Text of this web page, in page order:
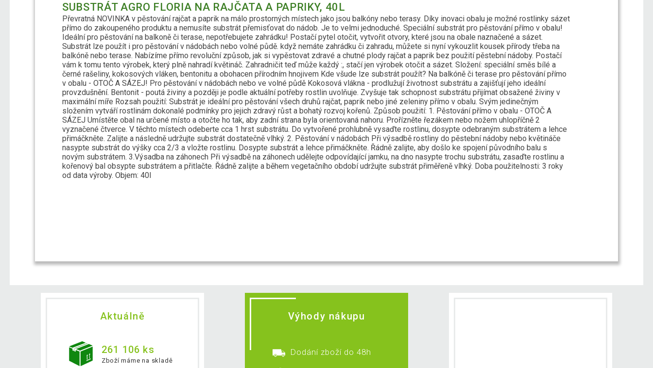
SUBSTRÁT AGRO FLORIA NA RAJČATA A PAPRIKY, 40L
Převratná NOVINKA v pěstování rajčat a paprik na málo prostorných místech jako jsou balkóny nebo terasy. Díky inovaci obalu je možné rostlinky sázet
přímo do zakoupeného produktu a nemusíte substrát přemisťovat do nádob. Je to velmi jednoduché. Speciální substrát pro pěstování přímo v obalu!
Ideální pro pěstování na balkoně či terase, nepotřebujete zahrádku! Postačí pytel otočit, vytvořit otvory, které jsou na obale naznačené a sázet.
Substrát lze použít i pro pěstování v nádobách nebo volné půdě. když nemáte zahrádku či zahradu, můžete si nyní vykouzlit kousek přírody třeba na
balkóně nebo terase. Nabízíme přímo revoluční způsob, jak si vypěstovat zdravé a chutné plody rajčat a paprik bez použití pěstební nádoby. Postačí
vám k tomu tento výrobek, který plně nahradí květináč. Zahradničit teď může každý :, stačí jen výrobek otočit a sázet. Složení: speciální směs bílé a
černé rašeliny, kokosových vláken, bentonitu a obohacen přírodním hnojivem Kde všude lze substrát použít? Na balkóně či terase pro pěstování přímo
v obalu - OTOČ A SÁZEJ! Pro pěstování v nádobách nebo ve volné půdě Kokosová vlákna - prodlužují životnost substrátu a zajišťují jeho ideální
provzdušnění. Bentonit - poutá živiny a později je podle aktuální potřeby rostlin uvolňuje. Zvyšuje tak schopnost substrátu přijímat obsažené živiny v
maximální míře Rozsah použití: Substrát je ideální pro pěstování všech druhů rajčat, paprik nebo jiné zeleniny přímo v obalu. Svým jedinečným
složením vytváří rostlinám dokonalé podmínky pro jejich zdravý růst a bohatý rozvoj kořenů. Způsob použití: 1. Pěstování přímo v obalu - OTOČ A
SÁZEJ Umístěte obal na určené místo a otočte ho tak, aby zadní strana byla orientovaná nahoru. Prořízněte řezákem nebo nožem uhlopříčně 2
vyznačené čtverce. V těchto místech odeberte cca 1 hrst substrátu. Do vytvořené prohlubně vysaďte rostlinu, dosypte odebraným substrátem a lehce
přimáčkněte. Zalijte a následně udržujte substrát dostatečně vlhký. 2. Pěstování v nádobách Při výsadbě rostliny do pěstební nádoby nebo květináče
nasypte substrát do výšky cca 2/3 a vložte rostlinu. Dosypte substrát a lehce přimáčkněte. Řádně zalijte, aby došlo ke spojení původního balu s
novým substrátem. 3.Výsadba na záhonech Při výsadbě na záhonech udělejte odpovídající jamku, na dno nasypte trochu substrátu, zasaďte rostlinu a
kořenový bal obsypte substrátem a přitlačte. Řádně zalijte a během vegetačního období udržujte substrát přiměřeně vlhký. Doba použitelnosti: 3 roky
od data výroby. Objem: 40l
Aktuálně
261 106 ks
Zboží máme na skladě
Výhody nákupu
Dodání zboží do 48h